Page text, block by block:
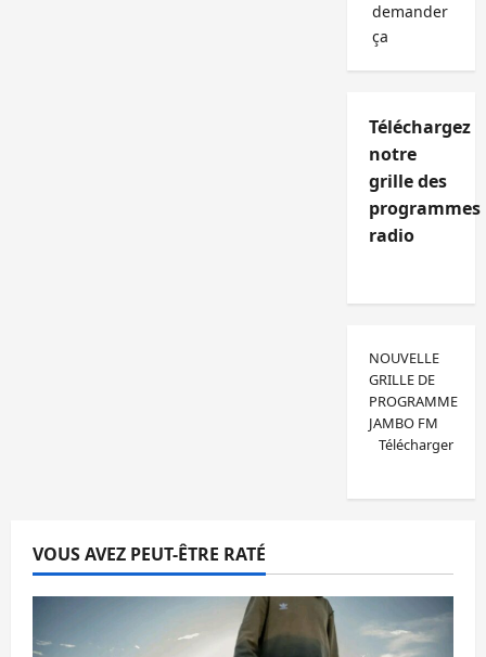
demander
ça
Téléchargez
notre
grille des
programmes
radio
NOUVELLE
GRILLE DE
PROGRAMME
JAMBO FM
Télécharger
VOUS AVEZ PEUT-ÊTRE RATÉ